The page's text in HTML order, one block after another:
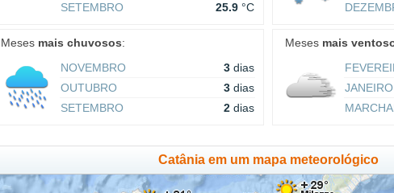
SETEMBRO
25.9 °C
Meses mais chuvosos:
NOVEMBRO
3 dias
OUTUBRO
3 dias
SETEMBRO
2 dias
Meses mais
JANEIRO
Catânia em um mapa meteorológico